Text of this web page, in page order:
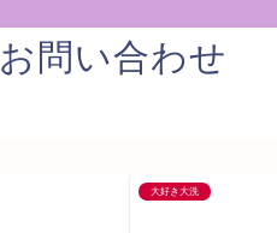
お問い合わせ
大好き大洗